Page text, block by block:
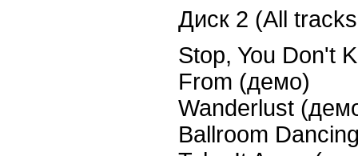
Диск 2 (All
Stop, You Don't
From (демо)
Wanderlust (
Ballroom